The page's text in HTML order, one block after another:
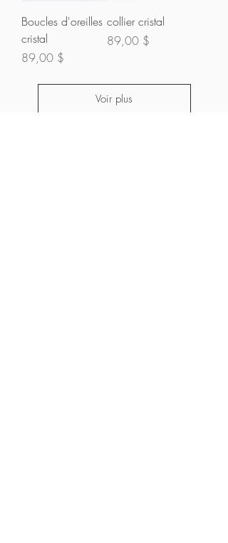
Boucles d'oreilles
cristal
Prix
89,00 $
collier cristal
Prix
89,00 $
Voir plus